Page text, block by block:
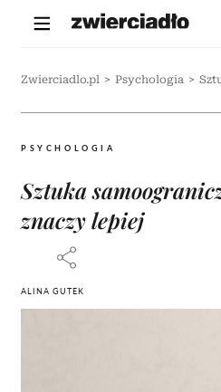
Zwierciadlo.pl > Psychologia >
PSYCHOLOGIA
Sztuka
znaczy lepiej
ALINA GUTEK